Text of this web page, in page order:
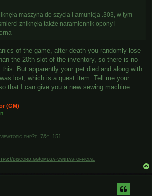
maszyna do szycia i amunicja .303, w tym
zniknęła także naramiennik opony i
of the game, after death you randomly lose
the 20th slot of the inventory, so there is no
But apparently your pet died and along with
lost, which is a quest item. Tell me your
that I can give you a new sewing machine
(GM)
discord.gg/omega-vanitas-official